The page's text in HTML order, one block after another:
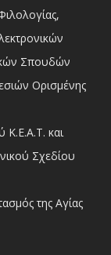
Σπουδών
Ορισμένης
Κ.Ε.Α.Τ. και
Σχεδίου
της Αγίας